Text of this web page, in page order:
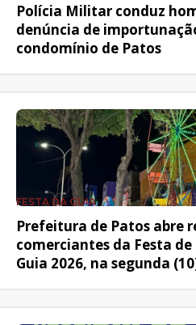
Polícia Militar conduz
denúncia de
condomínio de Patos
FESTA DA GUIA
Prefeitura de Patos abre
comerciantes da Festa
Guia 2026, na segunda